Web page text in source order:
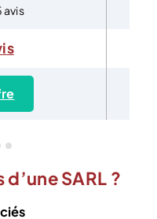
avis
SARL ?